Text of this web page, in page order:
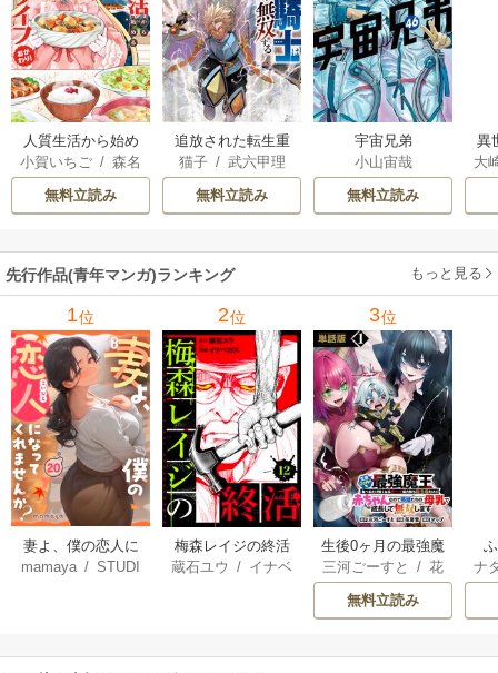
人質生活から始め
るスローライフ
小賀いちご /森名
尚
無料立読み
追放された転生重
騎士はゲーム知識
で無双する
猫子/ 武六甲理
/じゃいあん
無料立読み
宇宙兄弟
小山宙哉
無料立読み
異
は
大
先行作品(青年マンガ)ランキング もっと見る
1位
妻よ、僕の恋人に
なってくれません
mamaya/STUDI
2位
梅森レイジの終活
蔵石ユウ / イナベ
3位
生後0ヶ月の最強魔
王 食べるだけ強
くなるチート能力
持ち転生者だけど
雄たちの母乳で成
三河ごーすと /花
房雪/ マップ
無料立読み
ナ